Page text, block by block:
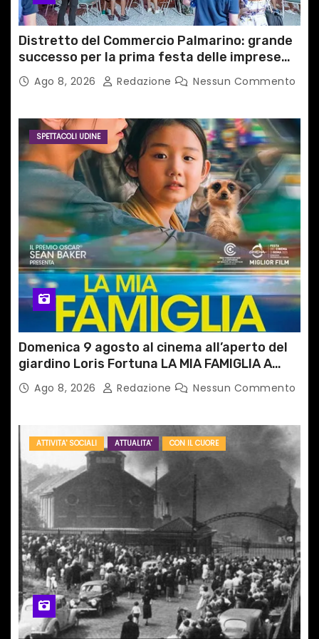
Distretto del Commercio Palmarino: grande
successo per la prima festa delle imprese
del territorio
Ago 8, 2026 Redazione Nessun Commento
SPETTACOLI UDINE
Domenica 9 agosto al cinema all’aperto del
giardino Loris Fortuna LA MIA FAMIGLIA A
TAIPEIAgo 8, 2026 Redazione Nessun Commento
ATTIVITA' SOCIALI ATTUALITA' CON IL CUORE